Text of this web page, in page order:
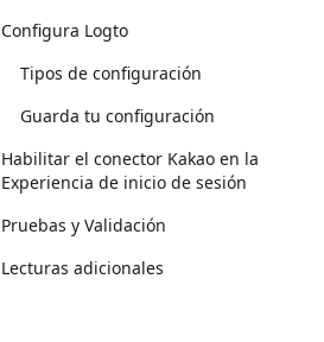
Configura Logto
Tipos de configuración
Guarda tu configuración
Habilitar el conector Kakao en la
Experiencia de inicio de sesión
Pruebas y Validación
Lecturas adicionales